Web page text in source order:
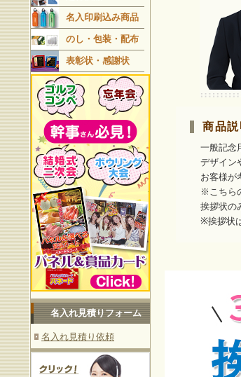
名入印刷込み商品
のし・包装・配布
表彰状・感謝状
名入れ見積りフォーム
名入れ見積り依頼
商品説
一般記念
デザイン
お客様が
※こちら
挨拶状の
※挨拶状